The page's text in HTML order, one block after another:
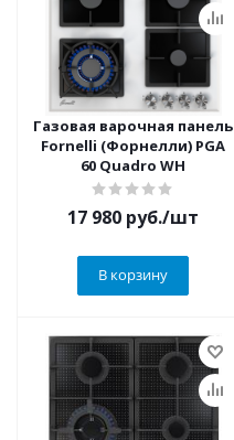
Газовая варочная панель
Fornelli (Форнелли) PGA
60 Quadro WH
17 980 руб./шт
В корзину